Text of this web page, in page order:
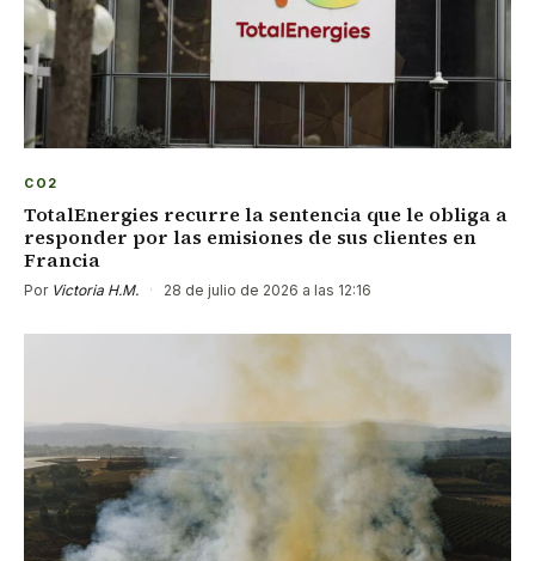
CO2
TotalEnergies recurre la sentencia que le obliga a
responder por las emisiones de sus clientes en
Francia
Por Victoria H.M. · 28 de julio de 2026 a las 12:16